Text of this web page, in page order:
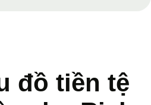
đồ tiền tệ